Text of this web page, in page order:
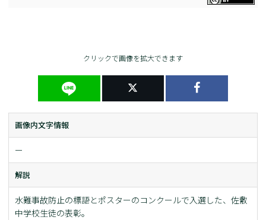
クリックで画像を拡大できます
画像内文字情報
ー
解説
水難事故防止の標語とポスターのコンクールで入選した、佐敷
中学校生徒の表彰。